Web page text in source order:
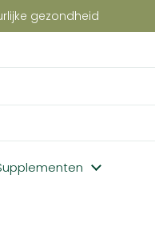
gezondheid